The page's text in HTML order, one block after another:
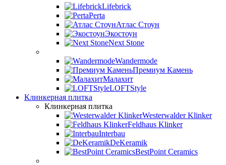
Lifebrick
Perta
Атлас Стоун
Экостоун
Next Stone
Wandermode
Премиум Камень
Малахит
LOFTStyle
Клинкерная плитка
Клинкерная плитка
Westerwalder Klinker
Feldhaus Klinker
Interbau
DeKeramik
BestPoint Ceramics